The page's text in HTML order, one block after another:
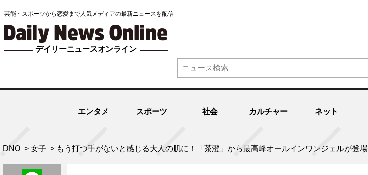
芸能・スポーツから恋愛まで人気メディアの最新ニュースを配信
デイリーニュースオンライン
エンタメ スポーツ 社会 カルチャー ネット
DNO > 女子 > もう打つ手がないと感じる大人の肌に！「茶澄」から最高峰オールインワンジェルが登場